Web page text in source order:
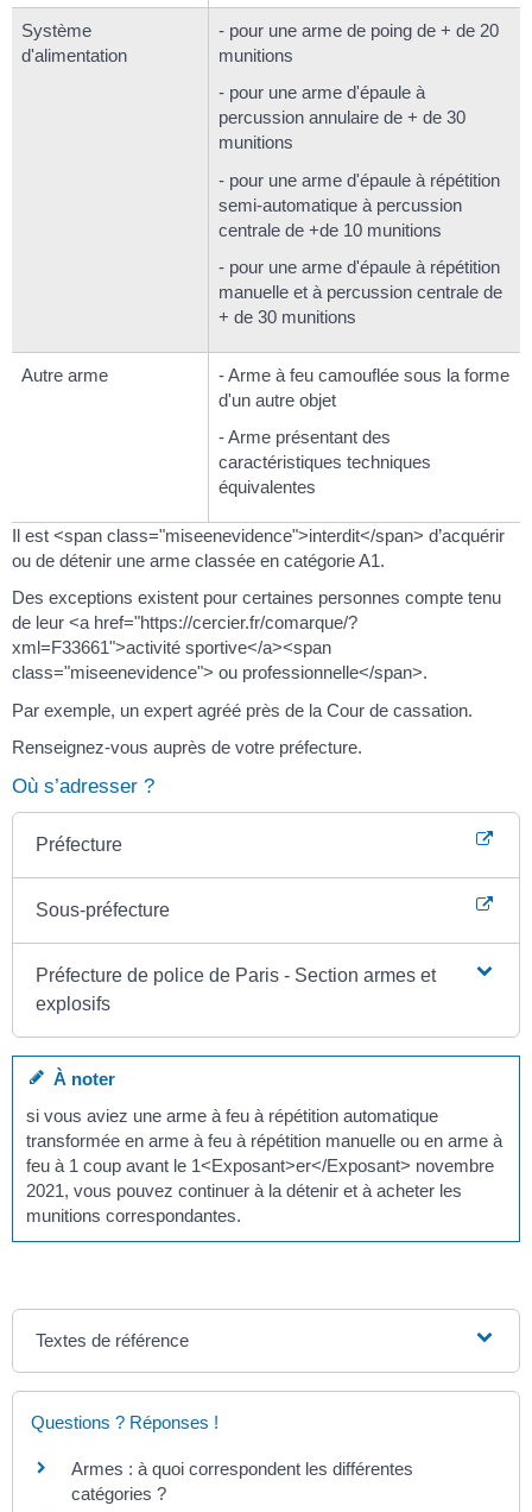
Système
d'alimentation
- pour une arme de poing de + de 20
munitions
- pour une arme d'épaule à
percussion annulaire de + de 30
munitions
- pour une arme d'épaule à répétition
semi-automatique à percussion
centrale de +de 10 munitions
- pour une arme d'épaule à répétition
manuelle et à percussion centrale de
+ de 30 munitions
Autre arme
- Arme à feu camouflée sous la forme
d'un autre objet
- Arme présentant des
caractéristiques techniques
équivalentes
Il est <span class="miseenevidence">interdit</span> d’acquérir
ou de détenir une arme classée en catégorie A1.
Des exceptions existent pour certaines personnes compte tenu
de leur <a href="https://cercier.fr/comarque/?
xml=F33661">activité sportive</a><span
class="miseenevidence"> ou professionnelle</span>.
Par exemple, un expert agréé près de la Cour de cassation.
Renseignez-vous auprès de votre préfecture.
Où s’adresser ?
Préfecture
Sous-préfecture
Préfecture de police de Paris - Section armes et
explosifs
À noter
si vous aviez une arme à feu à répétition automatique
transformée en arme à feu à répétition manuelle ou en arme à
feu à 1 coup avant le 1<Exposant>er</Exposant> novembre
2021, vous pouvez continuer à la détenir et à acheter les
munitions correspondantes.
Textes de référence
Questions ? Réponses !
Armes : à quoi correspondent les différentes
catégories ?